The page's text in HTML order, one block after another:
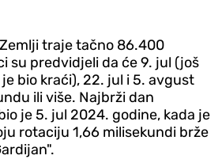
traje tačno 86.400
su predvidjeli da će 9. jul (još
bio kraći), 22. jul i 5. avgust
ili više. Najbrži dan
je 5. jul 2024. godine, kada je
rotaciju 1,66 milisekundi brže